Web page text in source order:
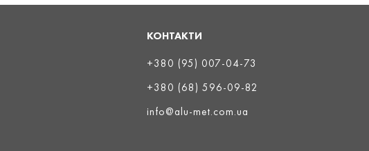
КОНТАКТИ
+380 (95) 007-04-73
+380 (68) 596-09-82
info@alu-met.com.ua